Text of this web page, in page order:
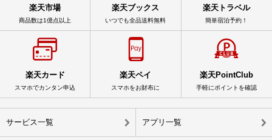
楽天市場
商品数は1億点以上
楽天ブックス
いつでも全品送料無料
楽天トラベル
簡単宿泊予約！
楽天カード
スマホでカンタン申込
楽天ペイ
スマホをお財布に
楽天PointClub
手軽にポイントを確認
サービス一覧 アプリ一覧